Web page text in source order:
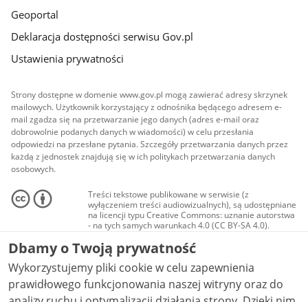
Geoportal
Deklaracja dostępności serwisu Gov.pl
Ustawienia prywatności
Strony dostępne w domenie www.gov.pl mogą zawierać adresy skrzynek
mailowych. Użytkownik korzystający z odnośnika będącego adresem e-
mail zgadza się na przetwarzanie jego danych (adres e-mail oraz
dobrowolnie podanych danych w wiadomości) w celu przesłania
odpowiedzi na przesłane pytania. Szczegóły przetwarzania danych przez
każdą z jednostek znajdują się w ich politykach przetwarzania danych
osobowych.
Treści tekstowe publikowane w serwisie (z
wyłączeniem treści audiowizualnych), są udostępniane
na licencji typu Creative Commons: uznanie autorstwa
- na tych samych warunkach 4.0 (CC BY-SA 4.0).
Materiały audiowizualne, w tym zdjęcia, materiały
audio i wideo, są udostępniane na licencji typu
Creative Commons: uznanie autorstwa użycie
niekomercyjne - bez utworów zależnych 4.0 (CC BY-
NC-ND 4.0), o ile nie jest to stwierdzone inaczej.
Dbamy o Twoją prywatność
Wykorzystujemy pliki cookie w celu zapewnienia
prawidłowego funkcjonowania naszej witryny oraz do